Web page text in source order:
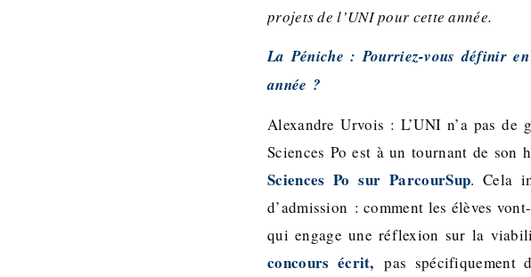
projets de l’UNI pour cette année.
La Péniche : Pourriez-vous définir
année ?
Alexandre Urvois : L’UNI n’a pas
Sciences Po est à un tournant de son
Sciences Po sur ParcourSup. Cela
d’admission : comment les élèves
qui engage une réflexion sur la
concours écrit, pas spécifiquement